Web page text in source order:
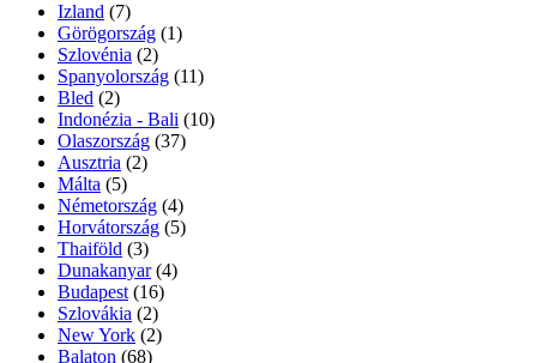
Izland (7)
Görögország (1)
Szlovénia (2)
Spanyolország (11)
Bled (2)
Indonézia - Bali (10)
Olaszország (37)
Ausztria (2)
Málta (5)
Németország (4)
Horvátország (5)
Thaiföld (3)
Dunakanyar (4)
Budapest (16)
Szlovákia (2)
New York (2)
Balaton (68)